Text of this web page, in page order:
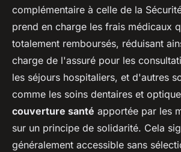
complémentaire à celle de la
prend en charge les frais médicaux
totalement remboursés, réduisant
charge de l'assuré pour les
les séjours hospitaliers, et d'autres
comme les soins dentaires et
couverture santé apportée par les
sur un principe de solidarité. Cela
généralement accessible sans